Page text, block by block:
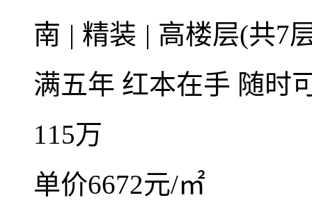
南 | 精装 | 高楼层(共7
满五年 红本在手 随时
115万
单价6672元/㎡